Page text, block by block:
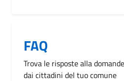
FAQ
Trova le risposte alla
dai cittadini del tuo comune